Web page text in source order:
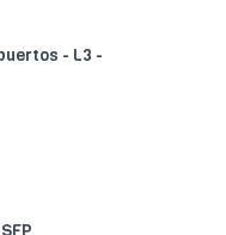
- L3 -